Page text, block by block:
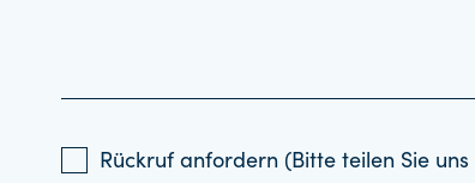
Rückruf anfordern (Bitte teilen Sie